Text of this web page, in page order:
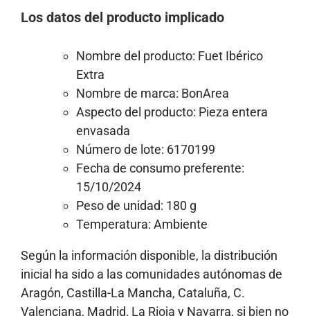
Los datos del producto implicado
Nombre del producto: Fuet Ibérico
Extra
Nombre de marca: BonArea
Aspecto del producto: Pieza entera
envasada
Número de lote: 6170199
Fecha de consumo preferente:
15/10/2024
Peso de unidad: 180 g
Temperatura: Ambiente
Según la información disponible, la distribución
inicial ha sido a las comunidades autónomas de
Aragón, Castilla-La Mancha, Cataluña, C.
Valenciana, Madrid, La Rioja y Navarra, si bien no